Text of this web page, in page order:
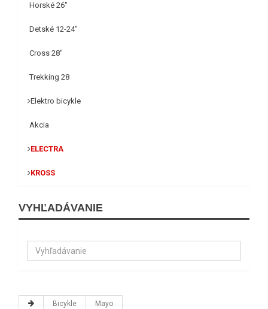
Horské 26"
Detské 12-24"
Cross 28"
Trekking 28
Elektro bicykle
Akcia
ELECTRA
KROSS
VYHĽADÁVANIE
Bicykle Mayo